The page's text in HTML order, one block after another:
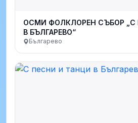
ОСМИ ФОЛКЛОРЕН СЪБОР „С
В БЪЛГАРЕВО“
Българево